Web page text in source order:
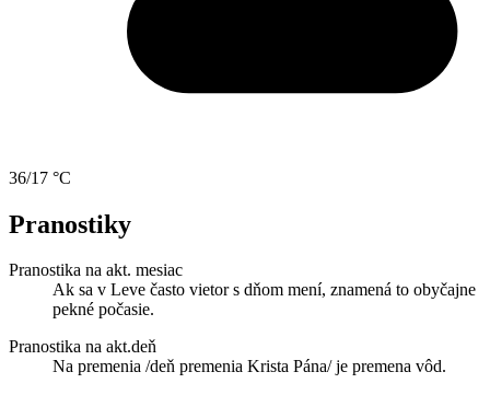
36/17 °C
Pranostiky
Pranostika na akt. mesiac
Ak sa v Leve často vietor s dňom mení, znamená to obyčajne
pekné počasie.
Pranostika na akt.deň
Na premenia /deň premenia Krista Pána/ je premena vôd.